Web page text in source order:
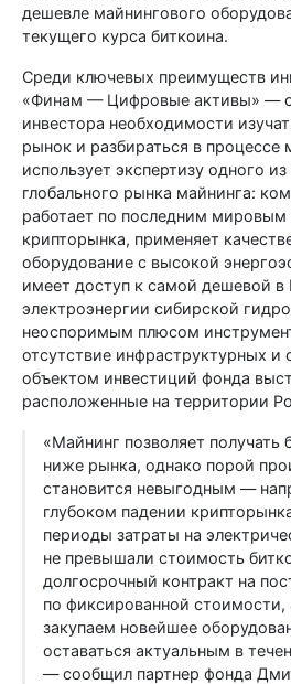
дешевле майнингового
текущего курса биткоина.
Среди ключевых преимуществ
«Финам — Цифровые активы» —
инвестора необходимости
рынок и разбираться в процессе
использует экспертизу одного
глобального рынка майнинга:
работает по последним мировым
крипторынка, применяет
оборудование с высокой
имеет доступ к самой дешевой в
электроэнергии сибирской
неоспоримым плюсом
отсутствие инфраструктурных и
объектом инвестиций фонда
расположенные на территории
«Майнинг позволяет получать
ниже рынка, однако порой
становится невыгодным —
глубоком падении
периоды затраты на
не превышали стоимость
долгосрочный контракт на
по фиксированной стоимости,
закупаем новейшее
оставаться актуальным в
— сообщил партнер фонда